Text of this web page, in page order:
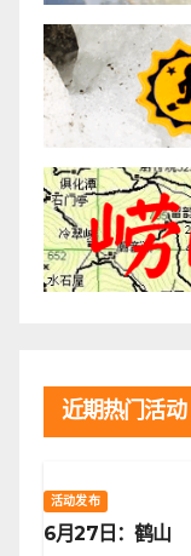
近期热门活动
活动发布
6月27日：鹤山